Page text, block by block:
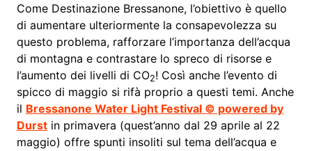
Come Destinazione Bressanone, l’obiettivo è quello
di aumentare ulteriormente la consapevolezza su
questo problema, rafforzare l’importanza dell’acqua
di montagna e contrastare lo spreco di risorse e
l’aumento dei livelli di CO2! Così anche l’evento di
spicco di maggio si rifà proprio a questi temi. Anche
il Bressanone Water Light Festival © powered by
Durstin primavera (quest’anno dal 29 aprile al 22
maggio) offre spunti insoliti sul tema dell’acqua e